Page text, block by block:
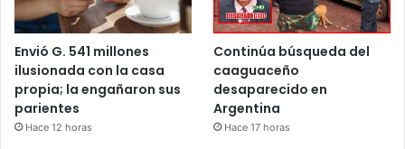
Envió G. 541 millones
ilusionada con la casa
propia; la engañaron sus
parientes
Hace 12 horas
Continúa búsqueda del
caaguaceño
desaparecido en
Argentina
Hace 17 horas